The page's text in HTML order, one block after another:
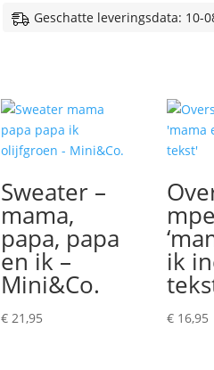
en
Geschatte leveringsdata: 10-
Sweater –
mama,
papa, papa
en ik –
Mini&Co.
€ 21,95
ik
€ 16,95